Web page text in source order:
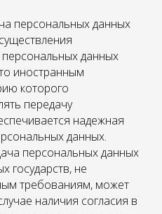
персональных данных
данных
иностранным
которого
передачу
надежная
данных.
персональных данных
государств, не
требованиям, может
наличия согласия в